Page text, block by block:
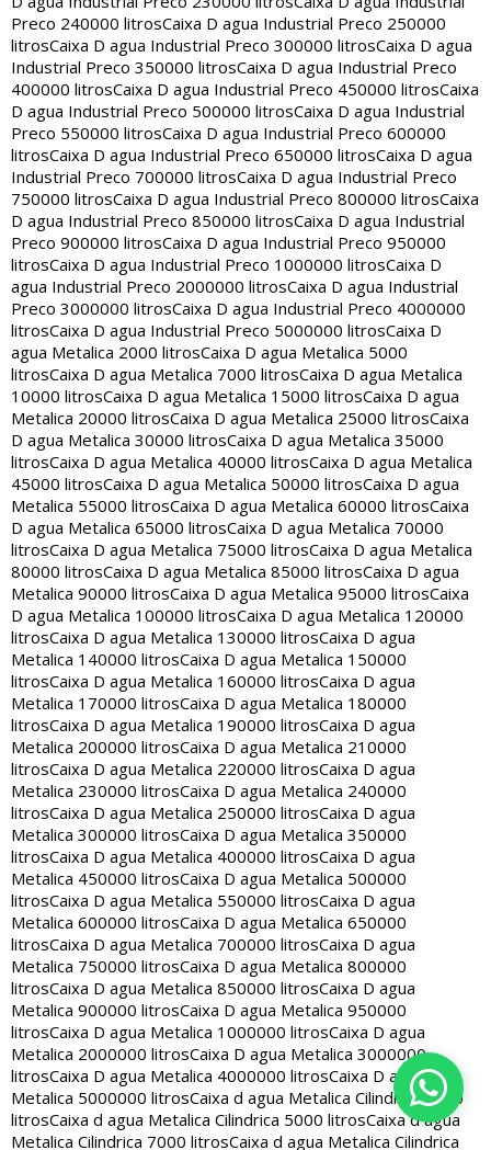
Preco 240000 litrosCaixa D agua Industrial Preco 250000
litrosCaixa D agua Industrial Preco 300000 litrosCaixa D agua
Industrial Preco 350000 litrosCaixa D agua Industrial Preco
400000 litrosCaixa D agua Industrial Preco 450000 litrosCaixa
D agua Industrial Preco 500000 litrosCaixa D agua Industrial
Preco 550000 litrosCaixa D agua Industrial Preco 600000
litrosCaixa D agua Industrial Preco 650000 litrosCaixa D agua
Industrial Preco 700000 litrosCaixa D agua Industrial Preco
750000 litrosCaixa D agua Industrial Preco 800000 litrosCaixa
D agua Industrial Preco 850000 litrosCaixa D agua Industrial
Preco 900000 litrosCaixa D agua Industrial Preco 950000
litrosCaixa D agua Industrial Preco 1000000 litrosCaixa D
agua Industrial Preco 2000000 litrosCaixa D agua Industrial
Preco 3000000 litrosCaixa D agua Industrial Preco 4000000
litrosCaixa D agua Industrial Preco 5000000 litrosCaixa D
agua Metalica 2000 litrosCaixa D agua Metalica 5000
litrosCaixa D agua Metalica 7000 litrosCaixa D agua Metalica
10000 litrosCaixa D agua Metalica 15000 litrosCaixa D agua
Metalica 20000 litrosCaixa D agua Metalica 25000 litrosCaixa
D agua Metalica 30000 litrosCaixa D agua Metalica 35000
litrosCaixa D agua Metalica 40000 litrosCaixa D agua Metalica
45000 litrosCaixa D agua Metalica 50000 litrosCaixa D agua
Metalica 55000 litrosCaixa D agua Metalica 60000 litrosCaixa
D agua Metalica 65000 litrosCaixa D agua Metalica 70000
litrosCaixa D agua Metalica 75000 litrosCaixa D agua Metalica
80000 litrosCaixa D agua Metalica 85000 litrosCaixa D agua
Metalica 90000 litrosCaixa D agua Metalica 95000 litrosCaixa
D agua Metalica 100000 litrosCaixa D agua Metalica 120000
litrosCaixa D agua Metalica 130000 litrosCaixa D agua
Metalica 140000 litrosCaixa D agua Metalica 150000
litrosCaixa D agua Metalica 160000 litrosCaixa D agua
Metalica 170000 litrosCaixa D agua Metalica 180000
litrosCaixa D agua Metalica 190000 litrosCaixa D agua
Metalica 200000 litrosCaixa D agua Metalica 210000
litrosCaixa D agua Metalica 220000 litrosCaixa D agua
Metalica 230000 litrosCaixa D agua Metalica 240000
litrosCaixa D agua Metalica 250000 litrosCaixa D agua
Metalica 300000 litrosCaixa D agua Metalica 350000
litrosCaixa D agua Metalica 400000 litrosCaixa D agua
Metalica 450000 litrosCaixa D agua Metalica 500000
litrosCaixa D agua Metalica 550000 litrosCaixa D agua
Metalica 600000 litrosCaixa D agua Metalica 650000
litrosCaixa D agua Metalica 700000 litrosCaixa D agua
Metalica 750000 litrosCaixa D agua Metalica 800000
litrosCaixa D agua Metalica 850000 litrosCaixa D agua
Metalica 900000 litrosCaixa D agua Metalica 950000
litrosCaixa D agua Metalica 1000000 litrosCaixa D agua
Metalica 2000000 litrosCaixa D agua Metalica 3000000
litrosCaixa D agua Metalica 4000000 litrosCaixa D agua
Metalica 5000000 litrosCaixa d agua Metalica Cilindrica 2000
litrosCaixa d agua Metalica Cilindrica 5000 litrosCaixa d agua
Metalica Cilindrica 7000 litrosCaixa d agua Metalica Cilindrica